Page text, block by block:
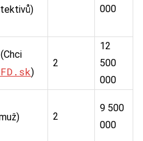
000
(Chci
)
2
12
500
000
2
9 500
000